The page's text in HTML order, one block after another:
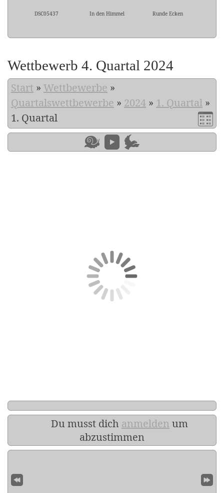
DSC05437 In den Himmel Runde Ecken
Wettbewerb 4. Quartal 2024
Start » Wettbewerbe »
Quartalswettbewerbe » 2024 » 1. Quartal »
1. Quartal
Du musst dich anmelden um
abzustimmen